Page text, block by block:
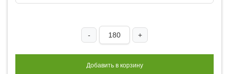
- +
Добавить в корзину